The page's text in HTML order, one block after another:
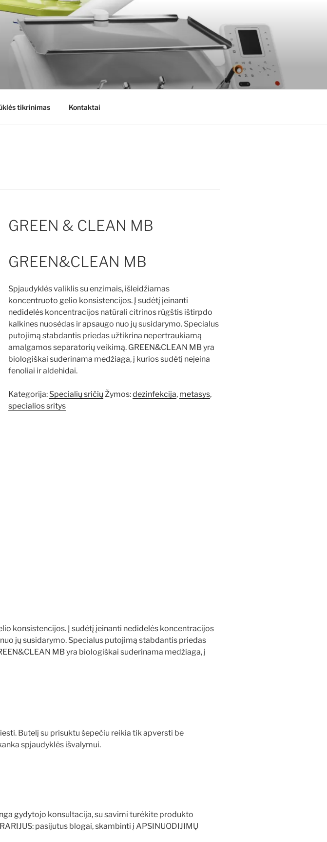
tikrinimas Kontaktai
GREEN & CLEAN MB
GREEN&CLEAN MB
Spjaudyklės valiklis su enzimais, išleidžiamas
koncentruoto gelio konsistencijos. Į sudėtį įeinanti
nedidelės koncentracijos natūrali citrinos rūgštis ištirpdo
kalkines nuosėdas ir apsaugo nuo jų susidarymo. Specialus
putojimą stabdantis priedas užtikrina nepertraukiamą
amalgamos separatorių veikimą. GREEN&CLEAN MB yra
biologiškai suderinama medžiaga, į kurios sudėtį neįeina
fenoliai ir aldehidai.
Kategorija: Specialių sričių Žymos:dezinfekcija, metasys,
specialios sritys
konsistencijos. Į sudėtį įeinanti nedidelės koncentracijos
jų susidarymo. Specialus putojimą stabdantis priedas
MB yra biologiškai suderinama medžiaga, į
Butelį su prisuktu šepečiu reikia tik apversti be
spjaudyklės išvalymui.
gydytojo konsultacija, su savimi turėkite produkto
pasijutus blogai, skambinti į APSINUODIJIMŲ